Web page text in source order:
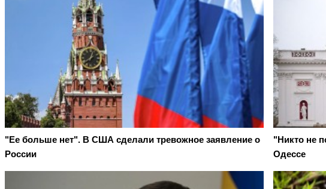
"Ее больше нет". В США сделали тревожное заявление о
России
"Никто не
Одессе